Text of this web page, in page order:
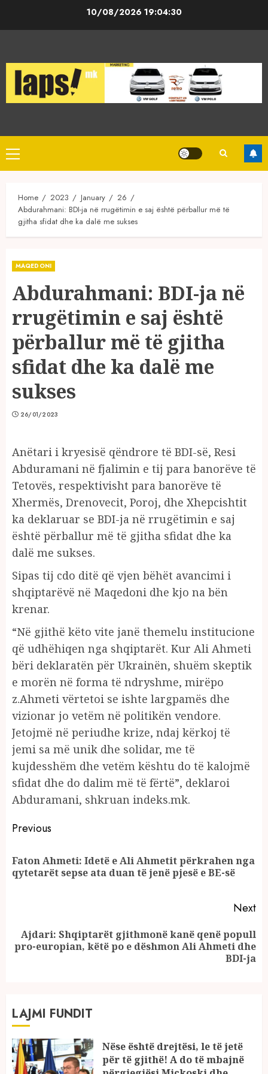
10/08/2026 19:04:30
Primary
Menu
Home 2023 January
26
Abdurahmani: BDI-ja në rrugëtimin e saj është përballur më të
gjitha sfidat dhe ka dalë me sukses
MAQEDONI
Abdurahmani: BDI-ja në
rrugëtimin e saj është
përballur më të gjitha
sfidat dhe ka dalë me
sukses
26/01/2023
Anëtari i kryesisë qëndrore të BDI-së, Resi
Abduramani në fjalimin e tij para banorëve të
Tetovës, respektivisht para banorëve të
Xhermës, Drenovecit, Poroj, dhe Xhepcishtit
ka deklaruar se BDI-ja në rrugëtimin e saj
është përballur më të gjitha sfidat dhe ka
dalë me sukses.
Sipas tij cdo ditë që vjen bëhët avancimi i
shqiptarëvë në Maqedoni dhe kjo na bën
krenar.
“Në gjithë këto vite janë themelu institucione
që udhëhiqen nga shqiptarët. Kur Ali Ahmeti
bëri deklaratën për Ukrainën, shuëm skeptik
e morën në forma të ndryshme, mirëpo
z.Ahmeti vërtetoi se ishte largpamës dhe
vizionar jo vetëm në politikën vendore.
Jetojmë në periudhe krize, ndaj kërkoj të
jemi sa më unik dhe solidar, me të
kujdesshëm dhe vetëm kështu do të kalojmë
sfidat dhe do dalim më të fërtë”, deklaroi
Abduramani, shkruan indeks.mk.
Continue
Reading
Previous
Faton Ahmeti: Idetë e Ali Ahmetit përkrahen nga
qytetarët sepse ata duan të jenë pjesë e BE-së
Next
Next
Ajdari: Shqiptarët gjithmonë kanë qenë popull
pro-europian, këtë po e dëshmon Ali Ahmeti dhe
BDI-ja
LAJMI FUNDIT
Nëse është drejtësi, le të jetë
për të gjithë! A do të mbajnë